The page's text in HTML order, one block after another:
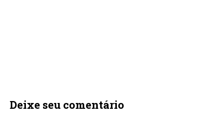
Deixe seu comentário